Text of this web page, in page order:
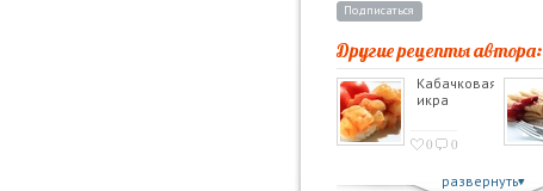
Подписаться
Другие рецепты автора:
Кабачковая
икра
0 0
развернуть